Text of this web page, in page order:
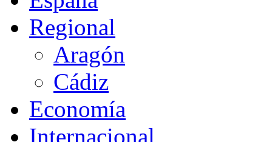
Regional
Aragón
Cádiz
Economía
Internacional